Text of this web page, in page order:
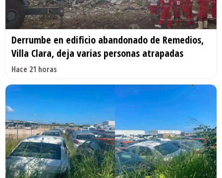
Derrumbe en edificio abandonado de Remedios,
Villa Clara, deja varias personas atrapadas
Hace 21 horas